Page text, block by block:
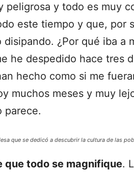
peligrosa y todo es muy
este tiempo y que, por
¿Por qué iba a
he despedido hace tres
hecho como si me
muchos meses y muy
parece.
que se dedicó a descubrir la cultura de las
que todo se magnifique.